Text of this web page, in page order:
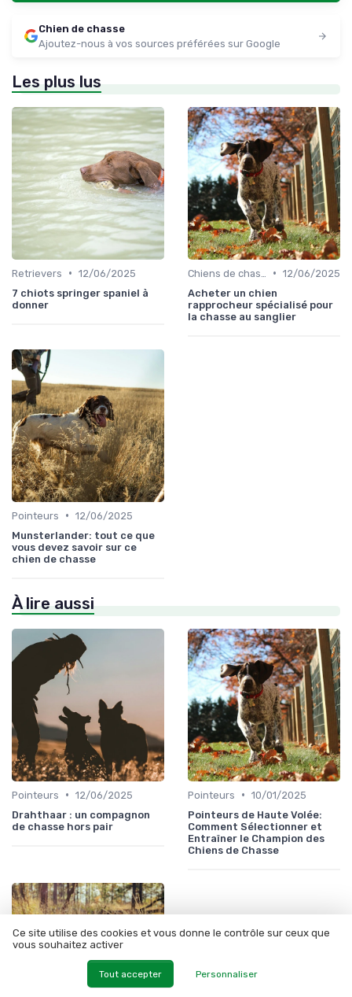
Chien de chasse
Ajoutez-nous à vos sources préférées sur Google
Les plus lus
Retrievers • 12/06/2025
7 chiots springer spaniel à
donner
• 12/06/2025
Acheter un chien
rapprocheur spécialisé pour
la chasse au sanglier
Pointeurs • 12/06/2025
Munsterlander: tout ce que
vous devez savoir sur ce
chien de chasse
À lire aussi
Pointeurs • 12/06/2025
Drahthaar : un compagnon
de chasse hors pair
Pointeurs • 10/01/2025
Pointeurs de Haute Volée:
Comment Sélectionner et
Entraîner le Champion des
Chiens de Chasse
Ce site utilise des cookies et vous donne le contrôle sur ceux que
vous souhaitez activer
Tout accepter Personnaliser